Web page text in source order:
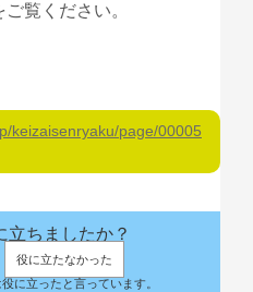
覧ください。
keizaisenryaku/page/00005
立ちましたか？
役に立たなかった
に立ったと言っています。